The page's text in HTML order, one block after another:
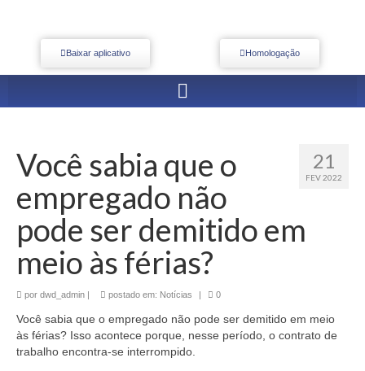
Baixar aplicativo Homologação
21
FEV 2022
Você sabia que o
empregado não
pode ser demitido em
meio às férias?
por dwd_admin postado em: Notícias 0
Você sabia que o empregado não pode ser demitido em meio
às férias? Isso acontece porque, nesse período, o contrato de
trabalho encontra-se interrompido.